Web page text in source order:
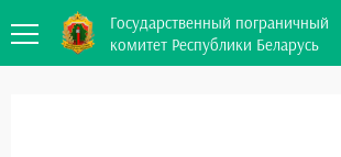
Государственный пограничный
комитет Республики Беларусь